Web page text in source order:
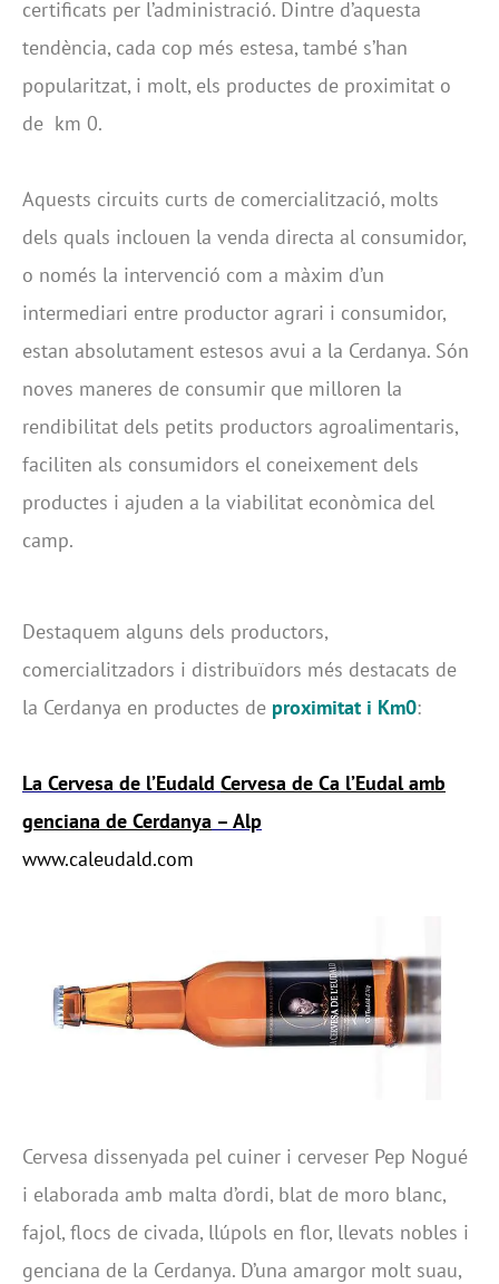
certificats per l’administració. Dintre d’aquesta
tendència, cada cop més estesa, també s’han
popularitzat, i molt, els productes de proximitat o
de km 0.
Aquests circuits curts de comercialització, molts
dels quals inclouen la venda directa al consumidor,
o només la intervenció com a màxim d’un
intermediari entre productor agrari i consumidor,
estan absolutament estesos avui a la Cerdanya. Són
noves maneres de consumir que milloren la
rendibilitat dels petits productors agroalimentaris,
faciliten als consumidors el coneixement dels
productes i ajuden a la viabilitat econòmica del
camp.
Destaquem alguns dels productors,
comercialitzadors i distribuïdors més destacats de
la Cerdanya en productes de proximitat i Km0:
La Cervesa de l’Eudald Cervesa de Ca l’Eudal amb
genciana de Cerdanya – Alp
www.caleudald.com
Cervesa dissenyada pel cuiner i cerveser Pep Nogué
i elaborada amb malta d’ordi, blat de moro blanc,
fajol, flocs de civada, llúpols en flor, llevats nobles i
genciana de la Cerdanya. D’una amargor molt suau,